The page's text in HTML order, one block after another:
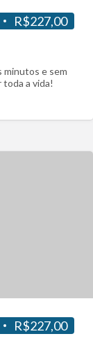
R$227,00
minutos e sem
toda a vida!
R$227,00